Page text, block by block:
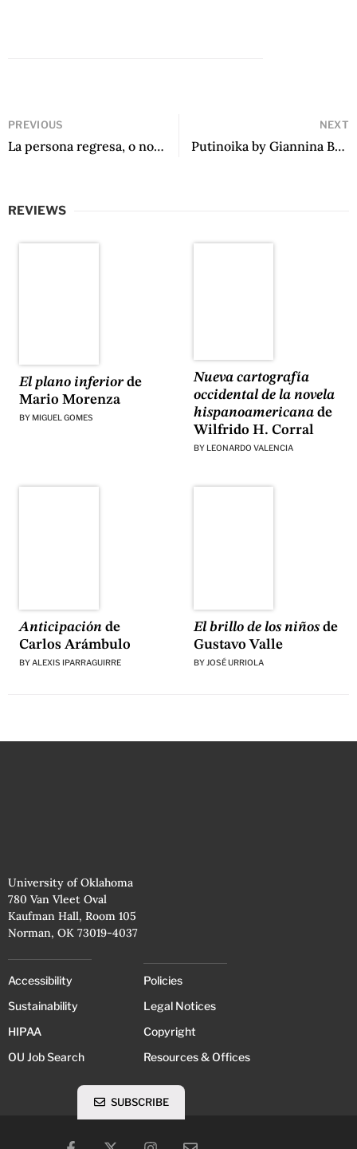
PREVIOUS
La persona regresa, o novela de Luis Moreno Villamediana
NEXT
Putinoika by Giannina Braschi
REVIEWS
El plano inferiorde
Mario Morenza
BY MIGUEL GOMES
Nueva cartografía
occidental de la novela
hispanoamericanade
Wilfrido H. Corral
BY LEONARDO VALENCIA
Anticipaciónde
Carlos Arámbulo
BYALEXIS IPARRAGUIRRE
El brillo de los niñosde
Gustavo Valle
BY JOSÉ URRIOLA
University of Oklahoma
780 Van Vleet Oval
Kaufman Hall, Room 105
Norman, OK 73019-4037
Accessibility
Sustainability
HIPAA
OU Job Search
Policies
Legal Notices
Copyright
Resources & Offices
SUBSCRIBE